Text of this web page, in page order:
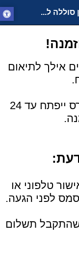
סוללה ל...
אילך לתיאום
ברכישת מוצרי אינפוביז - הקורס ייפתח עד 24
טלפוני או
לפני הגעה.
שהתקבל תשלום